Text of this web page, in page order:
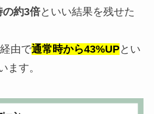
の約3倍といい結果を残せた
由で通常時から43%UPとい
ます。